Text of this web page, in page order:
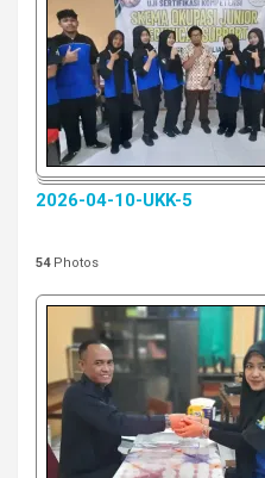
2026-04-10-UKK-5
54Photos